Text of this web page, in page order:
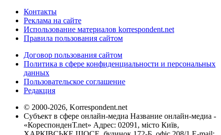
Контакты
Реклама на сайте
Использование материалов korrespondent.net
Правила пользования сайтом
Договор пользования сайтом
Политика в сфере конфиденциальности и персональных
данных
Пользовательское соглашение
Редакция
© 2000-2026, Korrespondent.net
Субъект в сфере онлайн-медиа Название онлайн-медиа -
«КореспонденТ.net» Адрес: 02091, місто Київ,